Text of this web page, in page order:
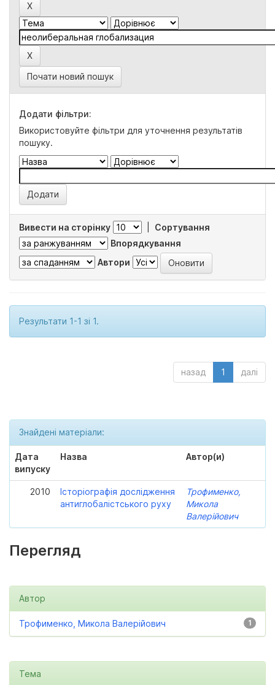
Почати новий пошук
Додати фільтри:
Використовуйте фільтри для уточнення результатів
пошуку.
Вивести на сторінку
Сортування
Впорядкування
Автори
Результати 1-1 зі 1.
назад 1 далі
Знайдені матеріали:
Дата
випуску
Назва Автор(и)
2010
Історіографія дослідження
антиглобалістського руху
Трофименко,
Микола
Валерійович
Перегляд
Автор
1
Трофименко, Микола Валерійович
Тема